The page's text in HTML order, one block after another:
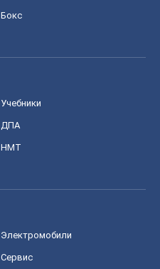
Бокс
Учебники
ДПА
НМТ
Электромобили
Сервис